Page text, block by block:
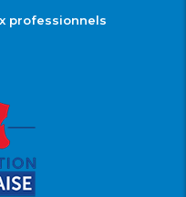
professionnels